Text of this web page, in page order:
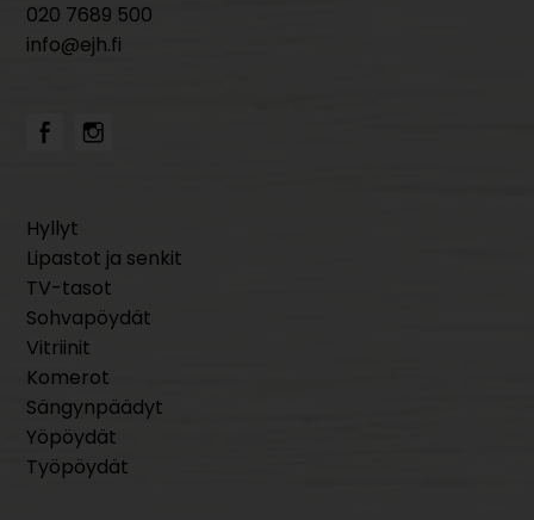
020 7689 500
info@ejh.fi
Hyllyt
Lipastot ja senkit
TV-tasot
Sohvapöydät
Vitriinit
Komerot
Sängynpäädyt
Yöpöydät
Työpöydät